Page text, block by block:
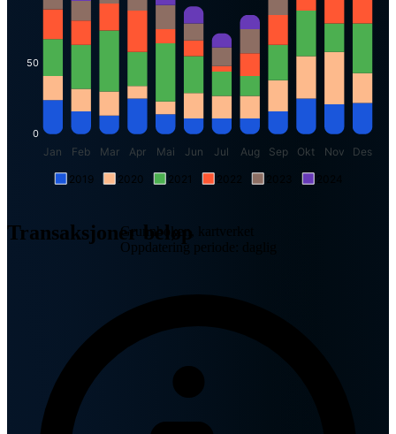
2019 2020 2021
50
0
Jan Feb Mar Apr Mai Jun Jul Aug Sep Okt Nov Des
Transaksjoner beløp
Grunnboken, kartverket
Oppdatering periode: daglig